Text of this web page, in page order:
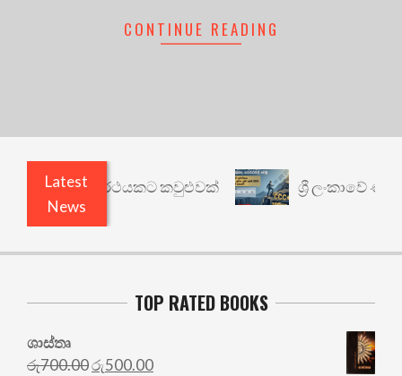
CONTINUE READING
Latest
News
වෙනත් යථාර්ථයකට කවුළුවක් ශ්‍රී ලංකාවේ ණය
TOP RATED BOOKS
ශාස්තෘ
රු700.00Original
රු500.00Current